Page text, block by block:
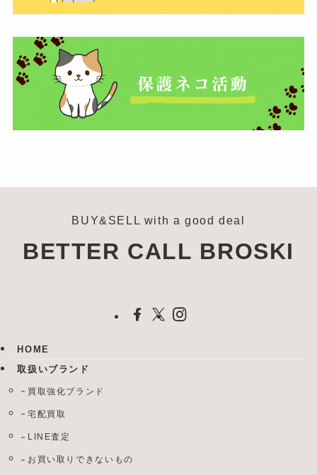
BUY&SELL with a good deal
BETTER CALL BROSKI
HOME
取扱いブランド
買取強化ブランド
宅配買取
LINE査定
お買い取りできないもの